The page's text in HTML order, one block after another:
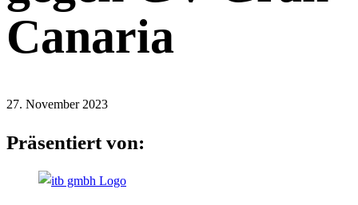
Canaria
27. November 2023
Präsentiert von: